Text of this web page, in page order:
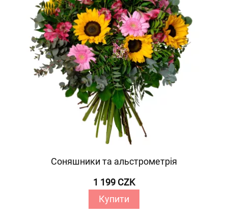
Соняшники та альстрометрія
1 199 CZK
Купити